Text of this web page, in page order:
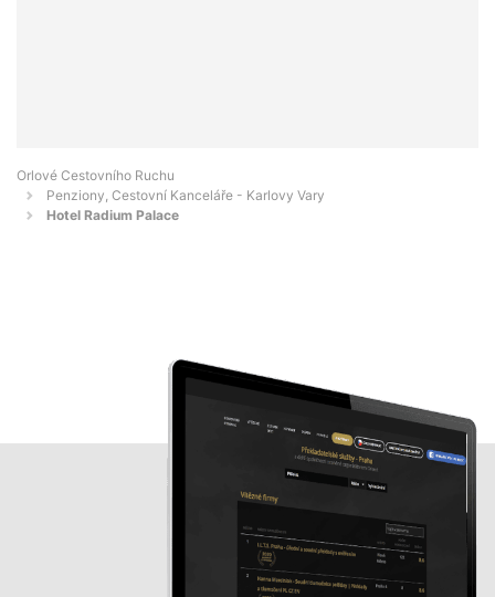
Orlové Cestovního Ruchu
Penziony, Cestovní Kanceláře - Karlovy Vary
Hotel Radium Palace